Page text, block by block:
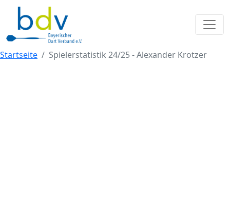
Startseite Spielerstatistik 24/25 - Alexander Krotzer